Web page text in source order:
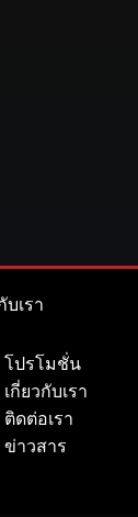
บเรา
โปรโมชั่น
เกี่ยวกับเรา
ติดต่อเรา
ข่าวสาร